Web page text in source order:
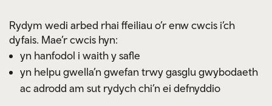
Rydym wedi arbed rhai ffeiliau o’r enw cwcis i’ch
dyfais. Mae’r cwcis hyn:
yn hanfodol i waith y safle
yn helpu gwella’n gwefan trwy gasglu gwybodaeth
ac adrodd am sut rydych chi’n ei defnyddio